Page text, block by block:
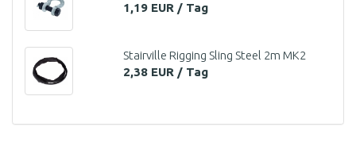
1,19 EUR / Tag
Stairville Rigging Sling Steel 2m MK2
2,38 EUR / Tag